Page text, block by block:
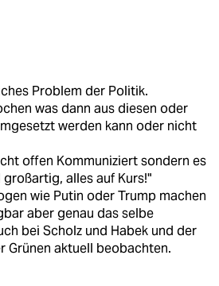
Problem der Politik.
was dann aus diesen oder
werden kann oder nicht
offen Kommuniziert sondern es
alles auf Kurs!"
wie Putin oder Trump machen
aber genau das selbe
bei Scholz und Habek und der
Grünen aktuell beobachten.